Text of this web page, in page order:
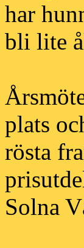
har
bli lite
plats
rösta
Solna